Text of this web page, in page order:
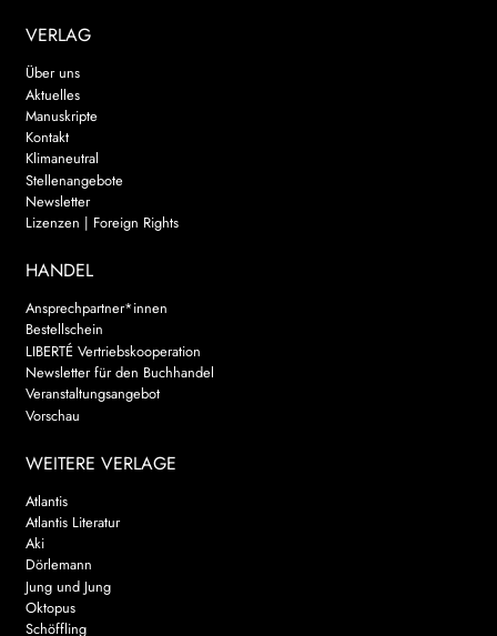
VERLAG
Über uns
Aktuelles
Manuskripte
Kontakt
Klimaneutral
Stellenangebote
Newsletter
Lizenzen | Foreign Rights
HANDEL
Ansprechpartner*innen
Bestellschein
LIBERTÉ Vertriebskooperation
Newsletter für den Buchhandel
Veranstaltungsangebot
Vorschau
WEITERE VERLAGE
Atlantis
Atlantis Literatur
Aki
Dörlemann
Jung und Jung
Oktopus
Schöffling